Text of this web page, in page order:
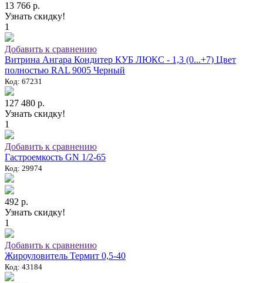
13 766 р.
Узнать скидку!
1
Добавить к сравнению
Витрина Ангара Кондитер КУБ ЛЮКС - 1,3 (0...+7) Цвет
полностью RAL 9005 Черный
Код: 67231
127 480 р.
Узнать скидку!
1
Добавить к сравнению
Гастроемкость GN 1/2-65
Код: 29974
492 р.
Узнать скидку!
1
Добавить к сравнению
Жироуловитель Термит 0,5-40
Код: 43184